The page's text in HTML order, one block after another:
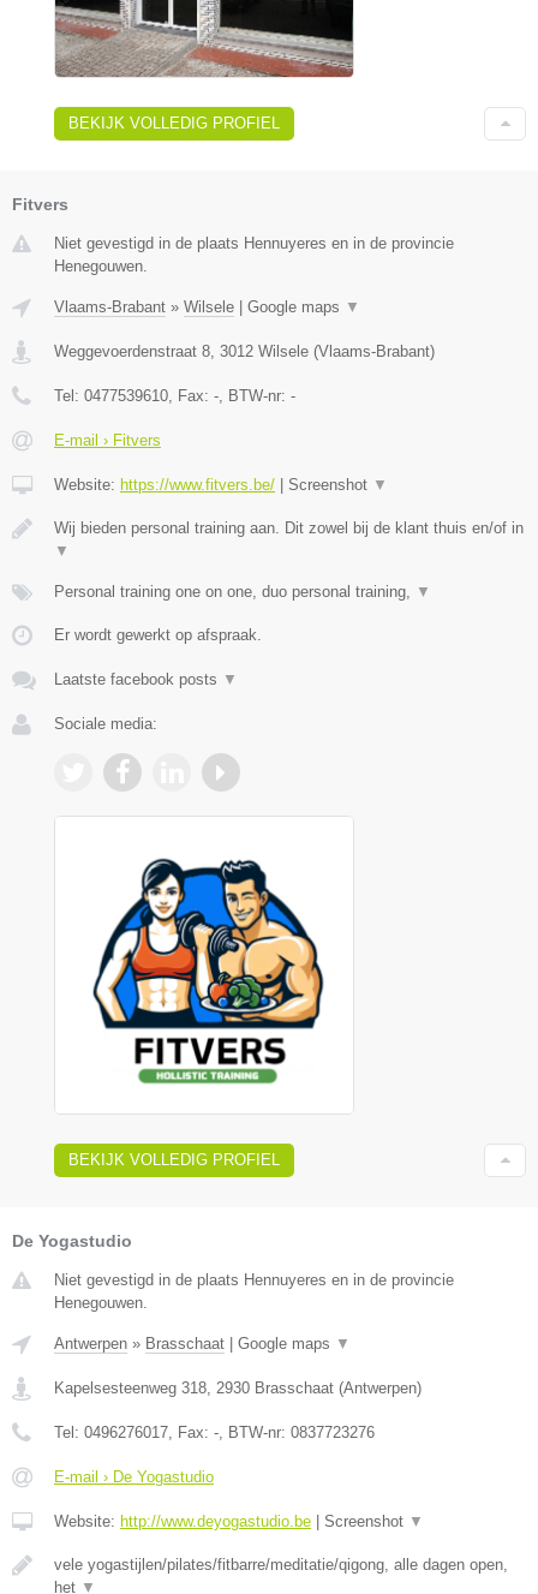
BEKIJK VOLLEDIG PROFIEL
Fitvers
Niet gevestigd in de plaats Hennuyeres en in de provincie
Henegouwen.
Vlaams-Brabant » Wilsele Google maps ▼
Weggevoerdenstraat 8, 3012 Wilsele (Vlaams-Brabant)
Tel: 0477539610, Fax: -, BTW-nr: -
E-mail › Fitvers
Website: https://www.fitvers.be/ Screenshot ▼
Wij bieden personal training aan. Dit zowel bij de klant thuis en/of in
▼
Personal training one on one, duo personal training, ▼
Er wordt gewerkt op afspraak.
Laatste facebook posts ▼
Sociale media:
BEKIJK VOLLEDIG PROFIEL
De Yogastudio
Niet gevestigd in de plaats Hennuyeres en in de provincie
Henegouwen.
Antwerpen » Brasschaat Google maps ▼
Kapelsesteenweg 318, 2930 Brasschaat (Antwerpen)
Tel: 0496276017, Fax: -, BTW-nr: 0837723276
E-mail › De Yogastudio
Website: http://www.deyogastudio.be Screenshot ▼
vele yogastijlen/pilates/fitbarre/meditatie/qigong, alle dagen open,
het ▼